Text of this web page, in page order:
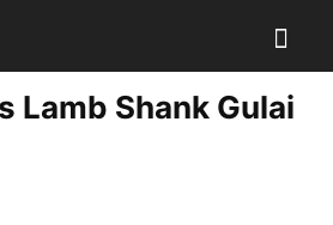
Lamb Shank Gulai